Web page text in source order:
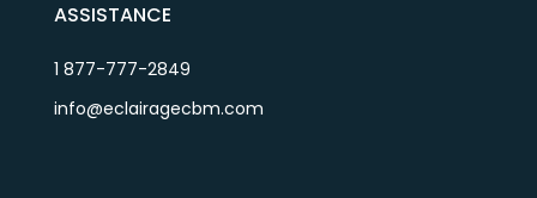
ASSISTANCE
1 877-777-2849
info@eclairagecbm.com